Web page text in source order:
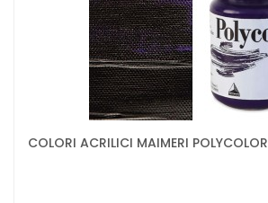
COLORI ACRILICI MAIMERI